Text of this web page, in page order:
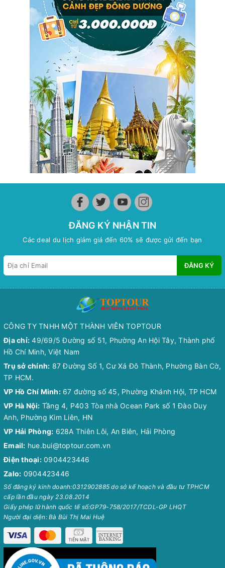
ĐĂNG KÝ NHẬN TIN
Các deal du lịch giảm giá đến 60% sẽ được gửi đến bạn
ĐĂNG KÝ
CÔNG TY TNHH MỘT THÀNH VIÊN TOPTOUR
Địa chỉ: 49/69/5 Đường số 51, Phường An Hội Tây, Thành phố
Hồ Chí Minh, Việt Nam
Trụ sở chính: 87 Đường Số 1, Cư Xá Đô Thành, Phường Bàn Cờ,
TP HCM.
VP Hồ Chí Minh: 67 đường số 45, Phường Khánh Hội, TP HCM
VP Hà Nội: Tầng 4, P403 Tòa nhà Ocean Park số 1 Đào Duy
Anh, Phường Kim Liên, HN
VP Hải Phòng: 628A Thiên Lôi, An Biên, Hải Phòng
Email: hue.bui@toptour.com.vn
Điện thoại: 0904423446
Zalo: 0904423446
Số đăng ký kinh doanh:0312902885 do sở kế hoạch và đầu tư TPHCM
cấp lần đầu ngày 23.08.2014
Giấy phép lữ hành quốc tế số:GP79-758/2017/TCDL-GP LHQT
Người đại diện: Bà Bùi Thị Mai Huệ